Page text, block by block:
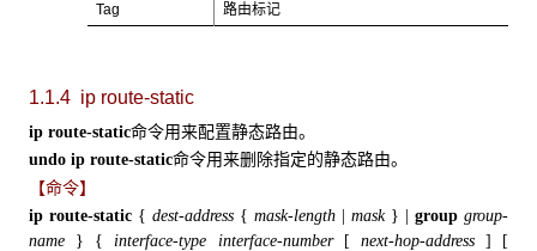
Tag 路由标记
1.1.4 ip route-static
ip route-static命令用来配置静态路由。
undo ip route-static命令用来删除指定的静态路由。
【命令】
ip route-static { dest-address { mask-length | mask } | group group-
name
} { interface-type interface-number [ next-hop-address ]
[